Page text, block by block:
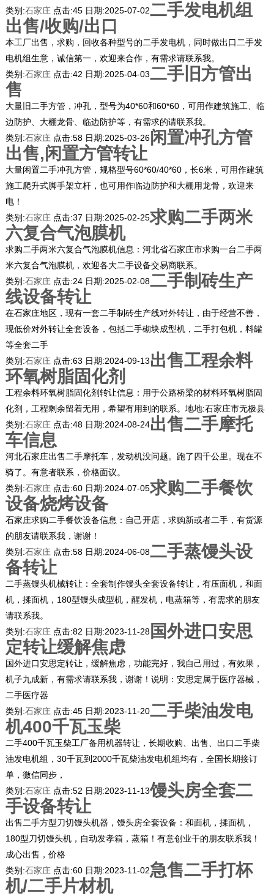
类别:石家庄 点击:45 日期:2025-07-02二手发电机组
出售/收购/出口
本工厂出售，求购，回收各种型号的二手发电机，同时做出口二手发
电机组生意，诚信第一，欢迎来合作，有需求请联系我。
类别:石家庄 点击:42 日期:2025-04-03二手旧方管出
售
大量旧二手方管，冲孔，型号为40*60和60*60，可用作建筑施工、临
边防护、大棚龙骨、临边防护等，有需求的请联系我。
类别:石家庄 点击:58 日期:2025-03-26闲置冲孔方管
出售,闲置方管转让
大量闲置二手冲孔方管，规格型号60*60/40*60，长6米，可用作建筑
施工爬升式脚手架立杆，也可用作临边防护和大棚用龙骨，欢迎来
电！
类别:石家庄 点击:37 日期:2025-02-25求购二手两米
六复合气泡膜机
求购二手两米六复合气泡膜机信息：河北省石家庄市求购一台二手两
米六复合气泡膜机，欢迎各大二手设备交易商联系。
类别:石家庄 点击:24 日期:2025-02-08二手制砖生产
线设备转让
在石家庄地区，现有一套二手制砖生产线对外转让，由于经营不善，
现低价对外转让全套设备，包括二手砌块成型机，二手打包机，料罐
等全套二手
类别:石家庄 点击:63 日期:2024-09-13出售工程余料
环氧树脂固化剂
工程余料环氧树脂固化剂转让信息：用于公路桥梁的材料环氧树脂固
化剂，工程剩余留着无用，希望有用到的联系。地地:石家庄市无极县
类别:石家庄 点击:48 日期:2024-08-24出售二手摩托
车信息
河北石家庄出售二手摩托车，发动机没问题。跑了四千公里。现在不
骑了。有意者联系，价格面议。
类别:石家庄 点击:60 日期:2024-07-05求购二手餐饮
设备烧烤设备
石家庄求购二手餐饮设备信息：自己开店，求购新或者二手，有货源
的朋友请联系我，谢谢！
类别:石家庄 点击:58 日期:2024-06-08二手蒸馒头设
备转让
二手蒸馒头机械转让：全套制作馒头全套设备转让，有压面机，和面
机，揉面机，180型馒头成型机，醒发机，电蒸箱等，有需求的朋友
请联系我。
类别:石家庄 点击:82 日期:2023-11-28 国外进口安思
定转让缓解焦虑
国外进口安思定转让，缓解焦虑，功能完好，我自己用过，有效果，
机子九成新，有需求请联系我，谢谢！说明：安思定属于医疗器械，
二手医疗器
类别:石家庄 点击:45 日期:2023-11-20二手柴油发电
机400千瓦玉柴
二手400千瓦玉柴工厂备用机器转让，长期收购、出售、出口二手柴
油发电机组，30千瓦到2000千瓦柴油发电机组均有，全国长期接订
单，微信同步，
类别:石家庄 点击:52 日期:2023-11-13馒头房全套二
手设备转让
出售二手方型刀切馒头机器，馒头房全套设备：和面机，揉面机，
180型刀切馒头机，自动发孝箱，蒸箱！有意创业干的朋友联系我！
成心出售，价格
类别:石家庄 点击:60 日期:2023-11-02急售二手打杯
机/二手片材机